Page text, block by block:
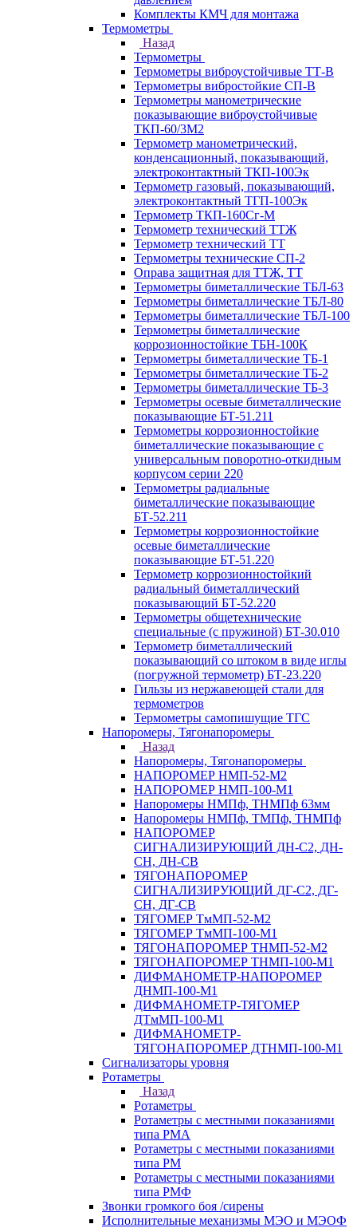
Комплекты КМЧ для монтажа
Термометры
Назад
Термометры
Термометры виброустойчивые ТТ-В
Термометры вибростойкие СП-В
Термометры манометрические
показывающие виброустойчивые
ТКП-60/3М2
Термометр манометрический,
конденсационный, показывающий,
электроконтактный ТКП-100Эк
Термометр газовый, показывающий,
электроконтактный ТГП-100Эк
Термометр ТКП-160Сг-М
Термометр технический ТТЖ
Термометр технический ТТ
Термометры технические СП-2
Оправа защитная для ТТЖ, ТТ
Термометры биметаллические ТБЛ-63
Термометры биметаллические ТБЛ-80
Термометры биметаллические ТБЛ-100
Термометры биметаллические
коррозионностойкие ТБН-100К
Термометры биметаллические ТБ-1
Термометры биметаллические ТБ-2
Термометры биметаллические ТБ-3
Термометры осевые биметаллические
показывающие БТ-51.211
Термометры коррозионностойкие
биметаллические показывающие с
универсальным поворотно-откидным
корпусом серии 220
Термометры радиальные
биметаллические показывающие
БТ-52.211
Термометры коррозионностойкие
осевые биметаллические
показывающие БТ-51.220
Термометр коррозионностойкий
радиальный биметаллический
показывающий БТ-52.220
Термометры общетехнические
специальные (с пружиной) БТ-30.010
Термометр биметаллический
показывающий со штоком в виде иглы
(погружной термометр) БТ-23.220
Гильзы из нержавеющей стали для
термометров
Термометры самопишущие ТГС
Напоромеры, Тягонапоромеры
Назад
Напоромеры, Тягонапоромеры
НАПОРОМЕР НМП-52-М2
НАПОРОМЕР НМП-100-М1
Напоромеры НМПф, ТНМПф 63мм
Напоромеры НМПф, ТМПф, ТНМПф
НАПОРОМЕР
СИГНАЛИЗИРУЮЩИЙ ДН-С2, ДН-
СН, ДН-СВ
ТЯГОНАПОРОМЕР
СИГНАЛИЗИРУЮЩИЙ ДГ-С2, ДГ-
СН, ДГ-СВ
ТЯГОМЕР ТмМП-52-М2
ТЯГОМЕР ТмМП-100-М1
ТЯГОНАПОРОМЕР ТНМП-52-М2
ТЯГОНАПОРОМЕР ТНМП-100-М1
ДИФМАНОМЕТР-НАПОРОМЕР
ДНМП-100-М1
ДИФМАНОМЕТР-ТЯГОМЕР
ДТмМП-100-М1
ДИФМАНОМЕТР-
ТЯГОНАПОРОМЕР ДТНМП-100-М1
Сигнализаторы уровня
Ротаметры
Назад
Ротаметры
Ротаметры с местными показаниями
типа РМА
Ротаметры с местными показаниями
типа РМ
Ротаметры с местными показаниями
типа РМФ
Звонки громкого боя /сирены
Исполнительные механизмы МЭО и МЭОФ